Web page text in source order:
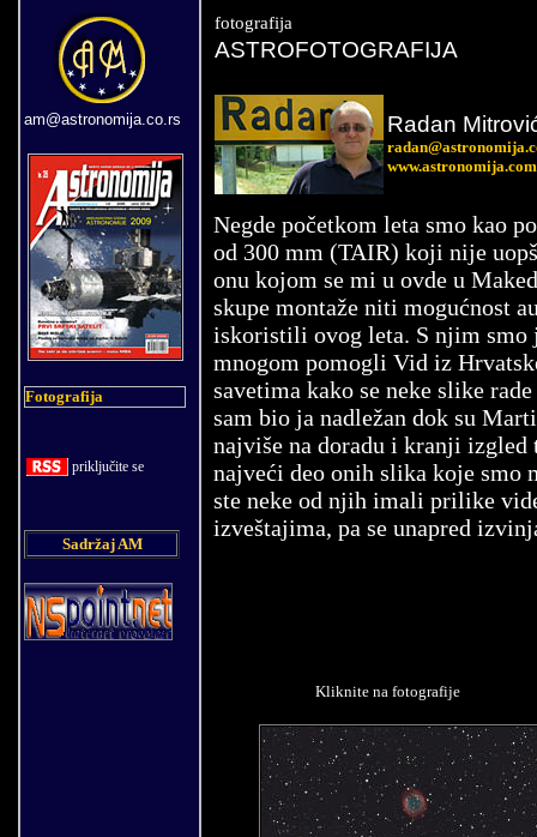
am@astronomija.co.rs
Fotografija
priključite se
Sadržaj AM
fotografija
ASTROFOTOGRAFIJA
Radan
Negde početkom leta smo kao
od 300 mm (TAIR) koji nije
onu kojom se mi u ovde u
skupe montaže niti mogućnost
iskoristili ovog leta. S njim smo
mnogom pomogli Vid iz
savetima kako se neke slike
sam bio ja nadležan dok su
najviše na doradu i kranji
najveći deo onih slika koje
ste neke od njih imali prilike
izveštajima, pa se unapred
Kliknite na fotografije